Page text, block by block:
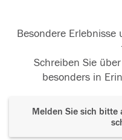
Besondere
Schreiben Sie
besonders in
Melden Sie sich bitte